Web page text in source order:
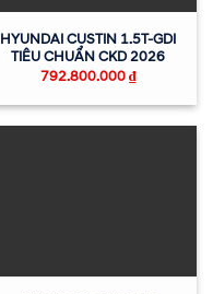
HYUNDAI CUSTIN 1.5T-GDI
TIÊU CHUẨN CKD 2026
792.800.000₫